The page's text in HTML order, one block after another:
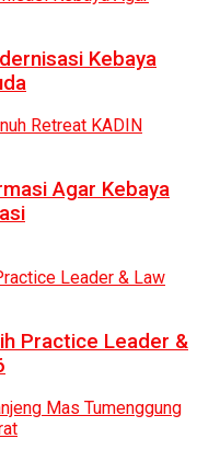
Kebaya
Agar Kebaya
Practice Leader &